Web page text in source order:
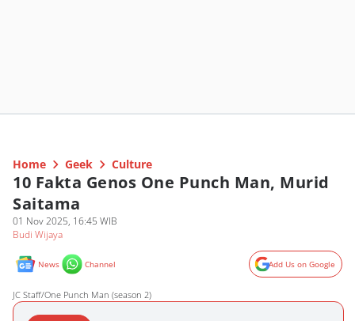
Home Geek Culture
10 Fakta Genos One Punch Man, Murid
Saitama
01 Nov 2025, 16:45 WIB
Budi Wijaya
News Channel Add Us on Google
JC Staff/One Punch Man (season 2)